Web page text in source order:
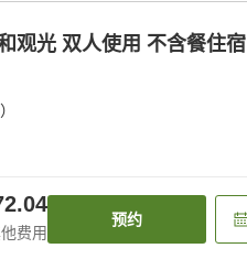
观光 双人使用 不含餐住宿
费用
预约